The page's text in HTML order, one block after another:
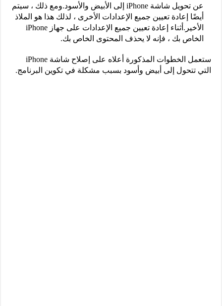
عن تحويل شاشة iPhone إلى الأبيض والأسود.ومع ذلك ، سيتم
أيضًا إعادة تعيين جميع الإعدادات الأخرى ، لذلك هذا هو الملاذ
الأخير.أثناء إعادة تعيين جميع الإعدادات على جهاز iPhone
الخاص بك ، فإنه لا يحذف المحتوى الخاص بك.
ستعمل الخطوات المذكورة أعلاه على إصلاح شاشة iPhone
التي تتحول إلى أبيض وأسود بسبب مشكلة في تكوين البرنامج.